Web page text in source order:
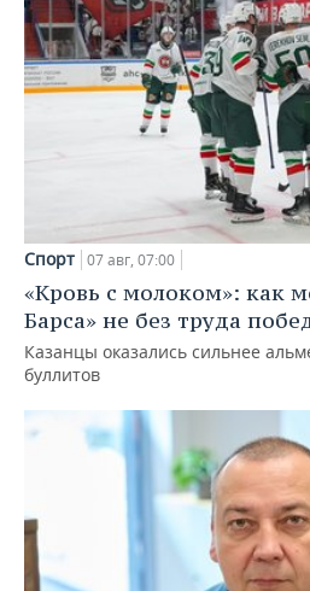
Спорт 07 авг, 07:00
«Кровь с молоком»: как
Барса» не без труда
Казанцы оказались сильнее
буллитов